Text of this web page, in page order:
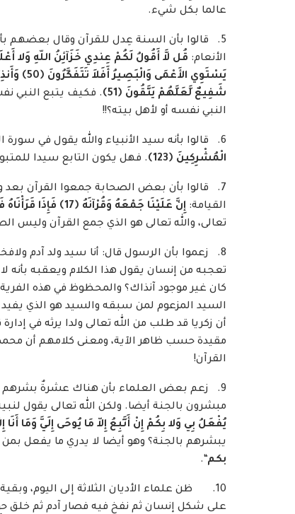
عالما بكل شيء.
5. قالوا بأن السنة عِدل للقرآن وقال بعضهم
الأنعام: قُل لاَّ أَقُولُ لَكُمْ عِندِي خَزَآئِنُ اللّهِ وَلا
يَسْتَوِي الأَعْمَى وَالْبَصِيرُ أَفَلاَ تَتَفَكَّرُونَ ﴿50﴾
شَفِيعٌ لَّعَلَّهُمْ يَتَّقُونَ ﴿51﴾. فكيف يتبع النبي
النبي نفسه أو لأهل بيته؟!!
6. قالوا بأنه سيد الأنبياء والله يقول في سورة النحل:
الْمُشْرِكِينَ ﴿123﴾. فهل يكون التابع سيدا
7. قالوا بأن بعض الصحابة جمعوا القرآن بعد
القيامة: إِنَّ عَلَيْنَا جَمْعَهُ وَقُرْآنَهُ ﴿17﴾ فَإِذَا قَرَأْنَاهُ
تعالى، والله تعالى هو الذي جمع القرآن وليس
8. زعموا بأن الرسول قال: أنا سيد ولد آدم
تعجبه من إنسان يقول هذا الكلام ويعقبه بأنه
كان غير موجود آنذاك؟ والمحظوظ في هذه
السيد المزعوم لمن سبقه والسيد هو الذي يفيد
أن زكريا قد طلب من الله تعالى ولدا يرثه في
مقيدة حسب ظاهر الآية، ومعنى كلامهم أن
القرآن!
9. زعم بعض العلماء بأن هناك عشرةٌ بشرهم
مبشرون بالجنة أيضا. ولكن الله تعالى يقول
يُفْعَلُ بِي وَلا بِكُمْ إِنْ أَتَّبِعُ إِلاّ مَا يُوحَى إِلَيَّ وَمَا أَنَا
يبشرهم بالجنة؟ وهو أيضا لا يدري ما يفعل
بكم“.
10. ظن علماء الأديان الثلاثة إلى اليوم،
على شكل إنسان ثم نفخ فيه فصار آدم ثم خلق